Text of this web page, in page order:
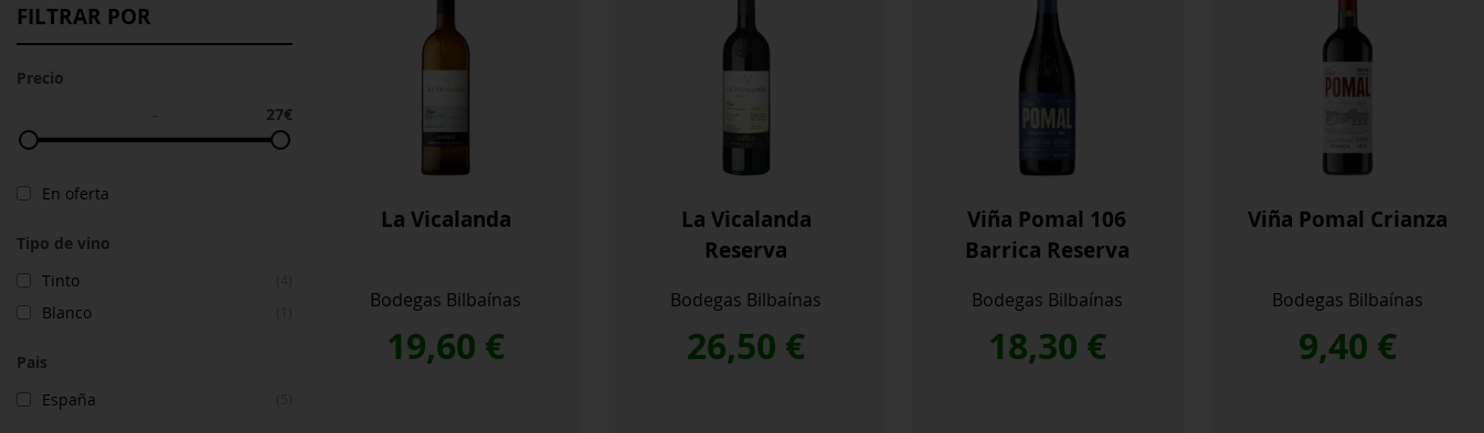
La Vicalanda
Bodegas Bilbaínas
19,60 €
La Vicalanda
Reserva
Bodegas Bilbaínas
26,50 €
Viña Pomal 106
Barrica Reserva
Bodegas Bilbaínas
18,30 €
Viña Pomal Crianza
Bodegas Bilbaínas
9,40 €
FILTRAR POR
Precio
27€
En oferta
Tipo de vino
Tinto
Blanco
Pais
España